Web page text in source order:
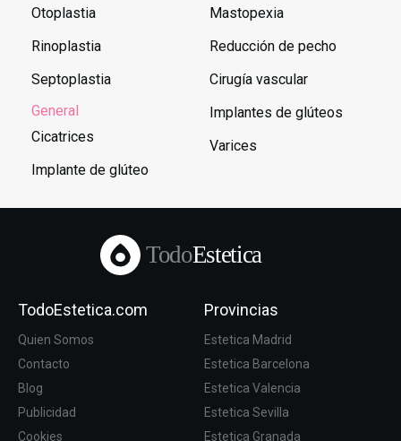
Otoplastia
Rinoplastia
Septoplastia
General
Cicatrices
Implante de glúteo
Mastopexia
Reducción de pecho
Cirugía vascular
Implantes de glúteos
Varices
TodoEstetica
TodoEstetica.com
Quien Somos
Contacto
Blog
Publicidad
Cookies
Provincias
Estetica Madrid
Estetica Barcelona
Estetica Valencia
Estetica Sevilla
Estetica Granada